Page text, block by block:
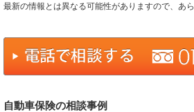
最新の情報とは異なる可能性がありますので、あ
自動車保険の相談事例